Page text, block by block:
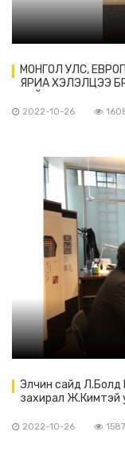
МОНГОЛ УЛС,
ЯРИА ХЭЛЭЛЦЭЭ
2022-10-26
Элчин сайд
захирал Ж.Кимтэй
2022-10-26 1587